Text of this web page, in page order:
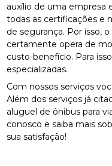
auxílio de uma empresa
todas as certificações e
de segurança. Por isso,
certamente opera de
custo-benefício. Para
especializadas.
Com nossos serviços
Além dos serviços já
aluguel de ônibus para
conosco e saiba mais
sua satisfação!